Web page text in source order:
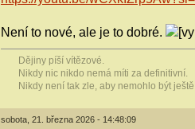
Není to nové, ale je to dobré.
Dějiny píší vítězové.
Nikdy nic nikdo nemá míti za definitivní.
Nikdy není tak zle, aby nemohlo být
sobota, 21. března 2026 - 14:48:09